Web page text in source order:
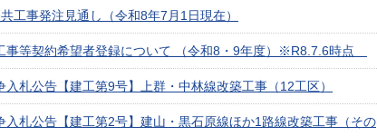
工事発注見通し（令和8年7月1日現在）
事等契約希望者登録について （令和8・9年度）※R8.7.6時点
入札公告【建工第9号】上群・中林線改築工事（12工区）
入札公告【建工第2号】建山・黒石原線ほか1路線改築工事（その